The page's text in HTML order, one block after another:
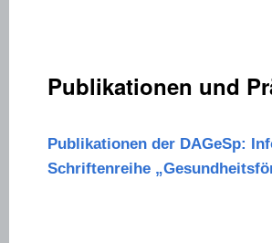
Publikationen und
Publikationen der DAGeSp:
Schriftenreihe